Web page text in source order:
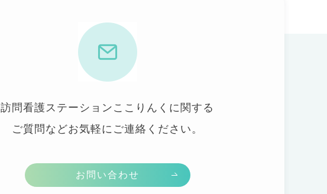
訪問看護ステーションここりんくに関する
ご質問などお気軽にご連絡ください。
お問い合わせ